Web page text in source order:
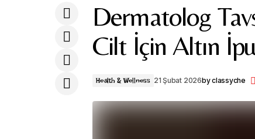
Dermatolog
Cilt İçin Altın
Health & Wellness 21 Şubat 2026byclassyche